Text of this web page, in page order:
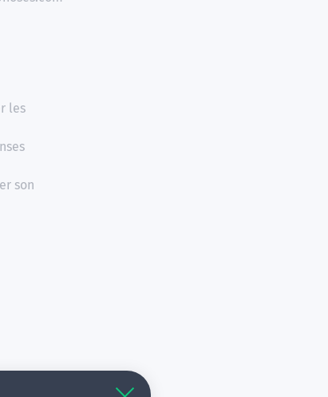
les
son